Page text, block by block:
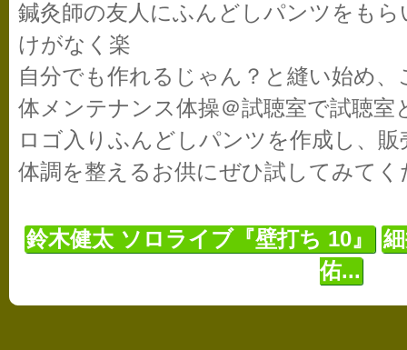
鍼灸師の友人にふんどしパンツをも
けがなく楽
自分でも作れるじゃん？と縫い始め
体メンテナンス体操＠試聴室で試聴
ロゴ入りふんどしパンツを作成し、
体調を整えるお供にぜひ試してみてく
鈴木健太 ソロライブ『壁打ち 10』
佑...